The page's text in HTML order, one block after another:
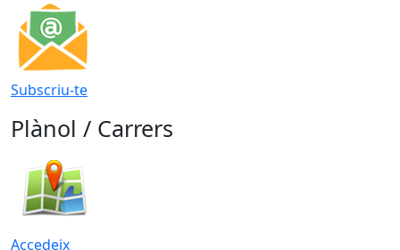
Subscriu-te
Plànol / Carrers
Accedeix